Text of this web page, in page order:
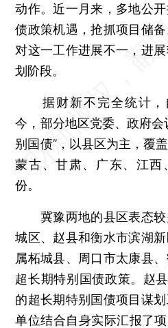
动作。近一月来，多地公
债政策机遇，抢抓项目储
对这一工作进展不一，进
划阶段。
据财新不完全统计，
今，部分地区党委、政府会
别国债”，以县区为主，覆
蒙古、甘肃、广东、江
份。
冀豫两地的县区表态较
城区、赵县和衡水市滨湖
属柘城县、周口市太康县
超长期特别国债政策。赵
的超长期特别国债项目谋
单位结合自身实际汇报了